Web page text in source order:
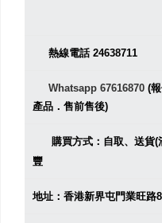
熱線電話 24638711
Whatsapp 67616870 (
產品．售前售後)
購買方式：自取、送貨(
豐
地址：香港新界屯門業旺路